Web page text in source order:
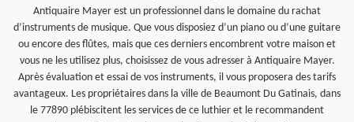
Antiquaire Mayer est un professionnel dans le domaine du rachat
d’instruments de musique. Que vous disposiez d’un piano ou d’une guitare
ou encore des flûtes, mais que ces derniers encombrent votre maison et
vous ne les utilisez plus, choisissez de vous adresser à Antiquaire Mayer.
Après évaluation et essai de vos instruments, il vous proposera des tarifs
avantageux. Les propriétaires dans la ville de Beaumont Du Gatinais, dans
le 77890 plébiscitent les services de ce luthier et le recommandent